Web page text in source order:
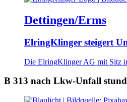
Dettingen/Erms
ElringKlinger steigert
Die ElringKlinger AG mit Sitz
B 313 nach Lkw-Unfall